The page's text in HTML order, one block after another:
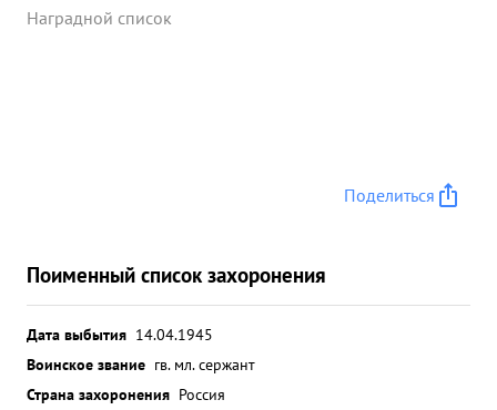
Наградной список
Поделиться
Поименный список захоронения
Дата выбытия 14.04.1945
Воинское звание гв. мл. сержант
Страна захоронения Россия